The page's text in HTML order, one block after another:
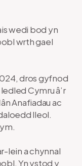
wedi bod yn
wrth gael
dros gyfnod
Cymru â’r
Anafiadau ac
lleol.
lein a chynnal
Yn ystod y